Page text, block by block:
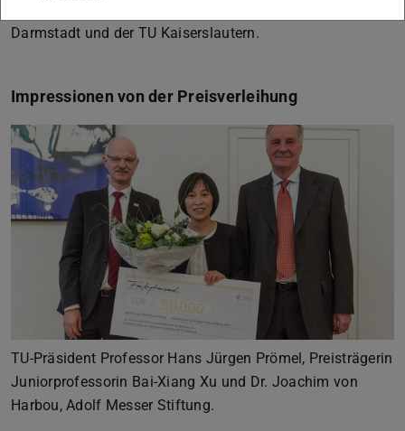
Darmstadt und der TU Kaiserslautern.
Impressionen von der Preisverleihung
TU-Präsident Professor Hans Jürgen Prömel, Preisträgerin
Juniorprofessorin Bai-Xiang Xu und Dr. Joachim von
Harbou, Adolf Messer Stiftung.
Zurück